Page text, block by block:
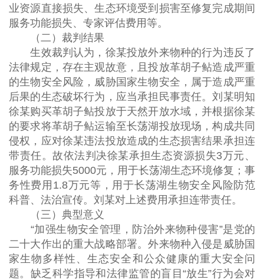
业资源直接损失、生态环境受到损害至修复完成期间
服务功能损失、专家评估费用等。
（二）裁判结果
生效裁判认为，徐某投放外来物种的行为违反了
法律规定，存在主观故意，且投放革胡子鲇造成严重
的生物安全风险，威胁国家生物安全，属于造成严重
后果的生态破坏行为，应当承担民事责任。刘某明知
徐某购买革胡子鲇投放于天然开放水域，并根据徐某
的要求将革胡子鲇运输至长荡湖投放现场，构成共同
侵权，应对徐某违法投放造成的生态损害结果承担连
带责任。故依法判决徐某承担生态资源损失3万元、
服务功能损失5000元，用于长荡湖生态环境修复；事
务性费用1.8万元等，用于长荡湖生物安全风险防范
科普、法治宣传。刘某对上述费用承担连带责任。
（三）典型意义
“加强生物安全管理，防治外来物种侵害”是党的
二十大作出的重大战略部署。外来物种入侵是威胁国
家生物多样性、生态安全和公众健康的重大安全问
题。缺乏科学指导和法律监管的盲目“放生”行为会对